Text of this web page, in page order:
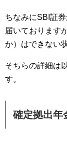
ちなみにSBI証
届いております
か）はできない
そちらの詳細は
す。
確定拠出年